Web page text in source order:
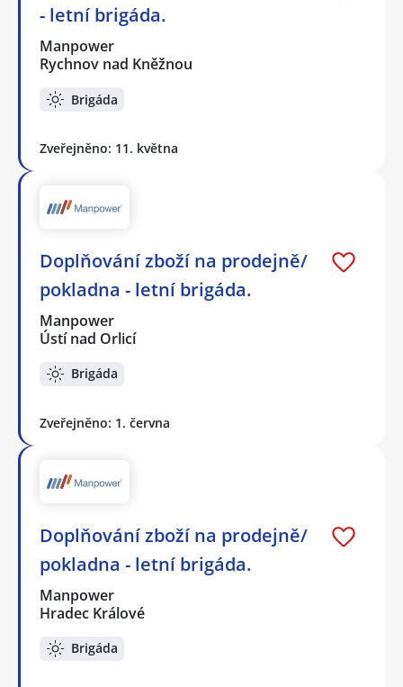
- letní brigáda.
Manpower
Rychnov nad Kněžnou
Brigáda
Zveřejněno: 11. května
Doplňování zboží na prodejně/
pokladna - letní brigáda.
Manpower
Ústí nad Orlicí
Brigáda
Zveřejněno: 1. června
Doplňování zboží na prodejně/
pokladna - letní brigáda.
Manpower
Hradec Králové
Brigáda